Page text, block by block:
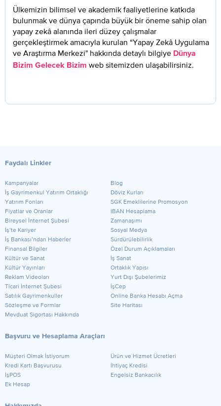
Ülkemizin bilimsel ve akademik faaliyetlerine katkıda
bulunmak ve dünya çapında büyük bir öneme sahip olan
yapay zekâ alanında ileri düzey çalışmalar
gerçekleştirmek amacıyla kurulan “Yapay Zekâ Uygulama
ve Araştırma Merkezi" hakkında detaylı bilgiye Dünya
Bizim Gelecek Bizim web sitemizden ulaşabilirsiniz.
Faydalı Linkler
Kampanyalar
Blog
​İş Gayrimenkul Yatırım Ortaklığı
Döviz Kurları
Yatırım Fonları
SGK Emeklilerine Promosyon
Fiyatlar ve Oranlar
IBAN Hesaplama
Bireysel İnternet Şubesi
Zamanaşımı
İş’te Kariyer
Sosyal Medya
İş Bankası’ndan Haberler
Sürdürülebilirlik
Finansal Bilgiler
Özel Durum Açıklamaları
Kültür ve Sanat
İş Sanat
Kültür Yayınları
Ortaklık Yapısı
Reklam Videoları
Yurt Dışı Şubelerimiz
Ticari İnternet Şubesi
İşCep
Satılık Gayrimenkuller
Online Banka Hesabı Açma
Sözleşme ve Formlar
Site Haritası
Mevduat Sigortası Hakkında
Başvuru ve Hesaplama Araçları
Müşteri Olmak İstiyorum
Ürün ve Hizmet Ücretleri
Kredi Kartı Başvurusu
İhtiyaç Kredisi
İşPOS
Engelsiz Bankacılık
Ek Hesap